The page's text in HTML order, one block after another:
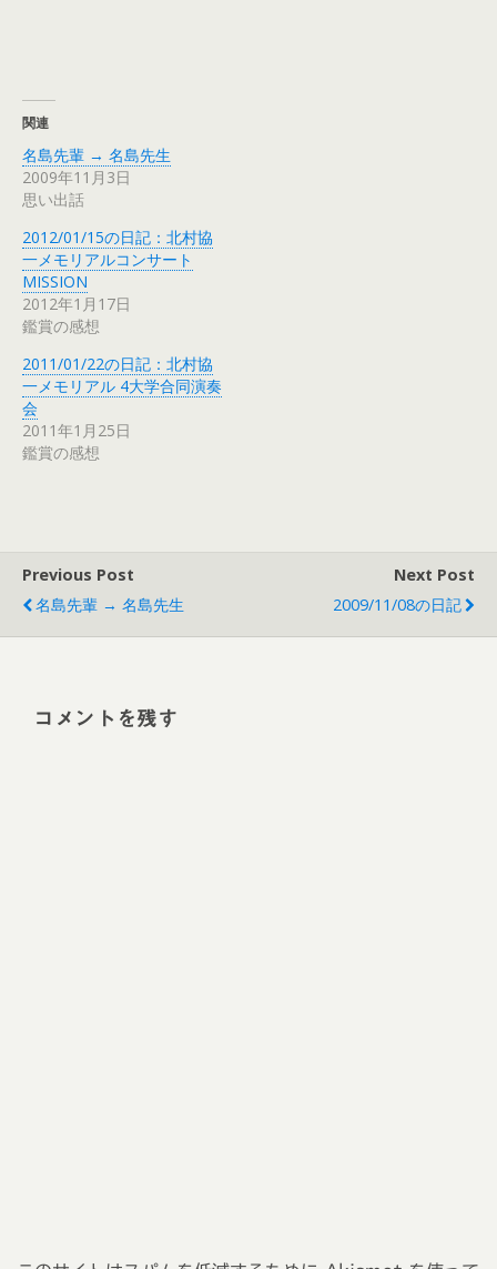
関連
名島先輩 → 名島先生
2009年11月3日
思い出話
2012/01/15の日記：北村協
一メモリアルコンサート
MISSION
2012年1月17日
鑑賞の感想
2011/01/22の日記：北村協
一メモリアル 4大学合同演奏
会
2011年1月25日
鑑賞の感想
Previous Post
名島先輩 → 名島先生
Next Post
2009/11/08の日記
コメントを残す